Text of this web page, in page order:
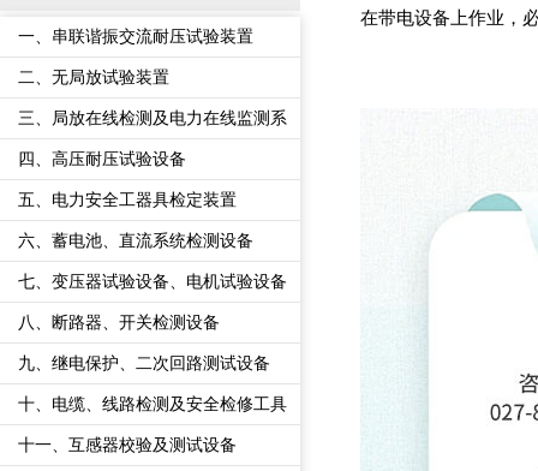
一、串联谐振交流耐压试验装置
二、无局放试验装置
三、局放在线检测及电力在线监测系
四、高压耐压试验设备
五、电力安全工器具检定装置
六、蓄电池、直流系统检测设备
七、变压器试验设备、电机试验设备
八、断路器、开关检测设备
九、继电保护、二次回路测试设备
十、电缆、线路检测及安全检修工具
十一、互感器校验及测试设备
在带电设备上作业，